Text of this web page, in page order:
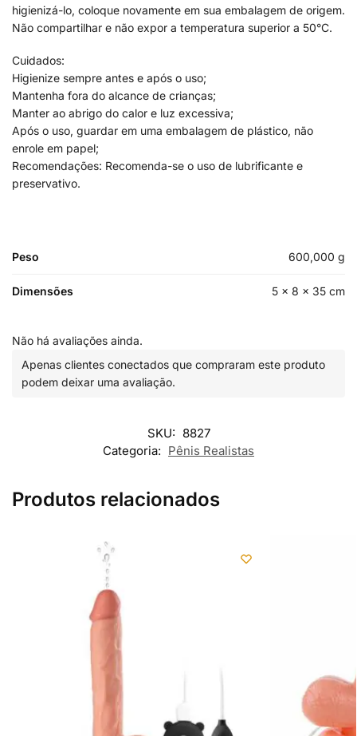
higienizá-lo, coloque novamente em sua embalagem de origem.
Não compartilhar e não expor a temperatura superior a 50°C.
Cuidados:
Higienize sempre antes e após o uso;
Mantenha fora do alcance de crianças;
Manter ao abrigo do calor e luz excessiva;
Após o uso, guardar em uma embalagem de plástico, não
enrole em papel;
Recomendações: Recomenda-se o uso de lubrificante e
preservativo.
Peso 600,000 g
Dimensões 5 × 8 × 35 cm
Não há avaliações ainda.
Apenas clientes conectados que compraram este produto
podem deixar uma avaliação.
SKU: 8827
Categoria: Pênis Realistas
Produtos relacionados